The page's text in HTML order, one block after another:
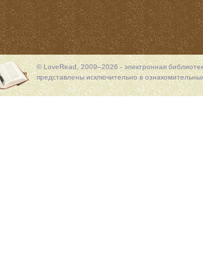
© LoveRead, 2009–2026 - электронная
представлены исключительно в